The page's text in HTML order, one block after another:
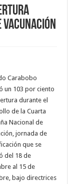
Vacunación
Carabobo
un 103 por ciento
durante el
de la Cuarta
Nacional de
jornada de
que se
del 18 de
al 15 de
bajo directrices